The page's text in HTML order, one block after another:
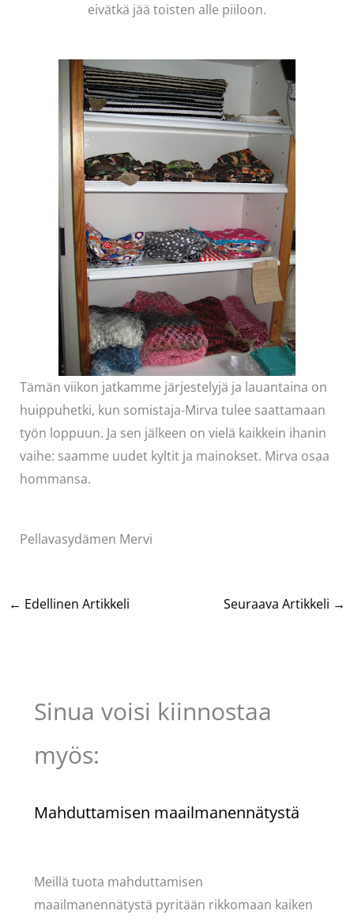
eivätkä jää toisten alle piiloon.
Tämän viikon jatkamme järjestelyjä ja lauantaina on
huippuhetki, kun somistaja-Mirva tulee saattamaan
työn loppuun. Ja sen jälkeen on vielä kaikkein ihanin
vaihe: saamme uudet kyltit ja mainokset. Mirva osaa
hommansa.
Pellavasydämen Mervi
← Edellinen Artikkeli Seuraava Artikkeli →
Sinua voisi kiinnostaa
myös:
Mahduttamisen maailmanennätystä
Meillä tuota mahduttamisen
maailmanennätystä pyritään rikkomaan kaiken